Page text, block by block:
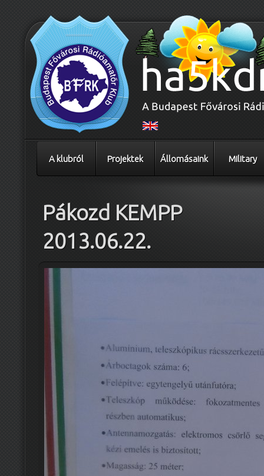
A klubról Projektek Állomásaink Military
Pákozd KEMPP
2013.06.22.